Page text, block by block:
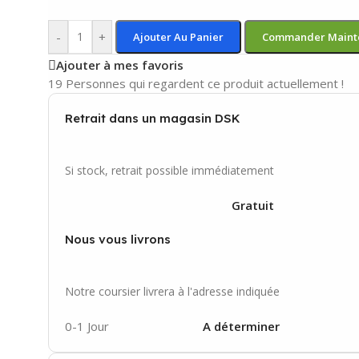
- + Ajouter Au Panier Commander
Ajouter à mes favoris
19 Personnes qui regardent ce produit actuellement !
Retrait dans un magasin DSK
Si stock, retrait possible immédiatement
Gratuit
Nous vous livrons
Notre coursier livrera à l'adresse indiquée
0-1 Jour A déterminer